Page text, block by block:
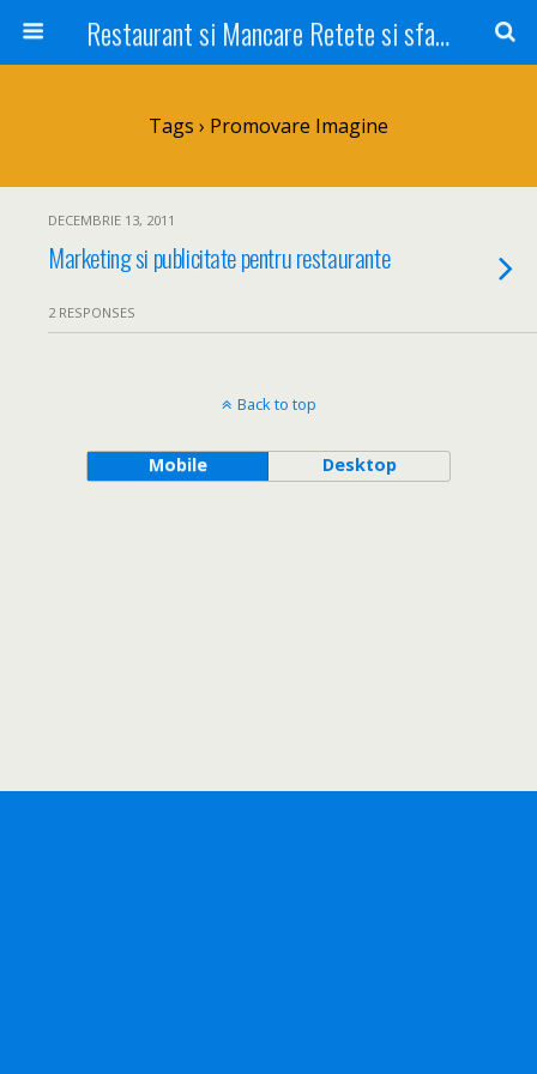
Restaurant si Mancare Retete si sfaturi Picant bun si rapid
Tags › Promovare Imagine
DECEMBRIE 13, 2011
Marketing si publicitate pentru restaurante
2 RESPONSES
Back to top
Mobile Desktop